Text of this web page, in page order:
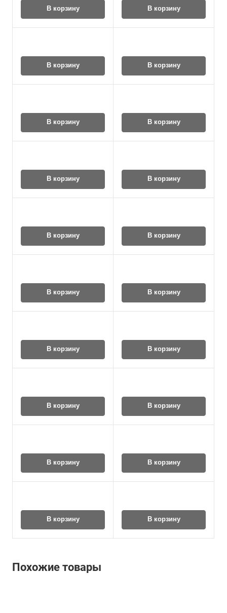
В корзину В корзину
В корзину В корзину
В корзину В корзину
В корзину В корзину
В корзину В корзину
В корзину В корзину
В корзину В корзину
В корзину В корзину
В корзину В корзину
В корзину В корзину
Похожие товары